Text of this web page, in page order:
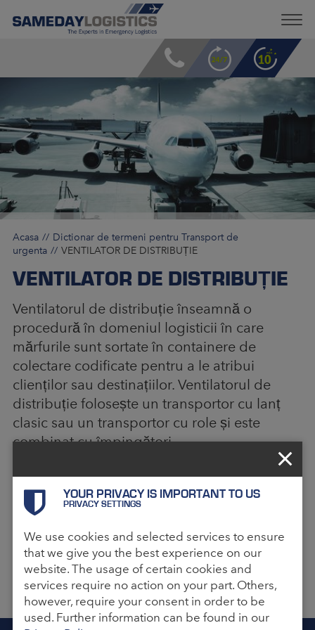
Acasa
Dictionar de termeni pentru Transport de
urgenta
VENTILATOR DE DISTRIBUȚIE
VENTILATOR DE DISTRIBUȚIE
Ventilatorul de distribuție înseamnă o
procedură în domeniul logisticii în care
mărfurile sunt sortate în containere de
colectare codificate pentru a le atribui
clienților sau destinațiilor. Ventilatorul de
distribuție folosește un transportor cu lanț
clasic sau un transportor cu role și este
combinat cu împingători.
mărfurilor în orice moment. Dezavantajul
este performanța mai slabă în comparație
directă cu tehnologia de sortare, deoarece
sunt necesare cheltuieli mai mari, iar
containerele de transport trebuie returnate
de fiecare dată.
YOUR PRIVACY IS IMPORTANT TO US
PRIVACY SETTINGS
We use cookies and selected services to ensure
that we give you the best experience on our
website. The usage of certain cookies and
services require no action on your part. Others,
however, require your consent in order to be
used. Further information can be found in our